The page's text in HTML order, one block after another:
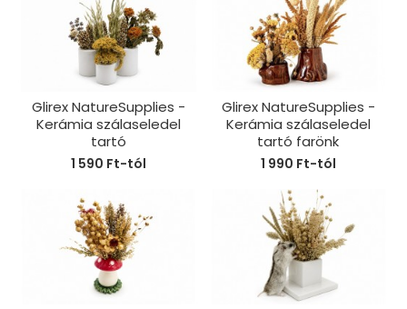
Glirex NatureSupplies -
Kerámia szálaseledel
tartó
1 590 Ft-tól
Glirex NatureSupplies -
Kerámia szálaseledel
tartó farönk
1 990 Ft-tól